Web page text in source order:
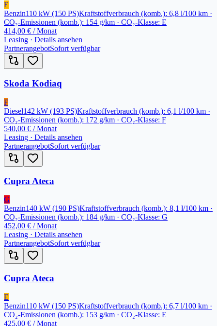
E
Benzin110 kW (150 PS)Kraftstoffverbrauch (komb.): 6,8 l/100 km ·
CO₂-Emissionen (komb.): 154 g/km · CO₂-Klasse: E
414,00 € / Monat
Leasing · Details ansehen
PartnerangebotSofort verfügbar
Skoda Kodiaq
F
Diesel142 kW (193 PS)Kraftstoffverbrauch (komb.): 6,1 l/100 km ·
CO₂-Emissionen (komb.): 172 g/km · CO₂-Klasse: F
540,00 € / Monat
Leasing · Details ansehen
PartnerangebotSofort verfügbar
Cupra Ateca
G
Benzin140 kW (190 PS)Kraftstoffverbrauch (komb.): 8,1 l/100 km ·
CO₂-Emissionen (komb.): 184 g/km · CO₂-Klasse: G
452,00 € / Monat
Leasing · Details ansehen
PartnerangebotSofort verfügbar
Cupra Ateca
E
Benzin110 kW (150 PS)Kraftstoffverbrauch (komb.): 6,7 l/100 km ·
CO₂-Emissionen (komb.): 153 g/km · CO₂-Klasse: E
425,00 € / Monat